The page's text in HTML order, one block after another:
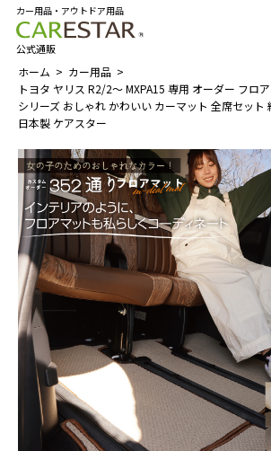
カー用品・アウトドア用品
公式通販
ホーム
カー用品
トヨタ ヤリス R2/2～ MXPA15 専用 オーダー フロ
シリーズ おしゃれ かわいい カーマット 全席セット
日本製 ケアスター